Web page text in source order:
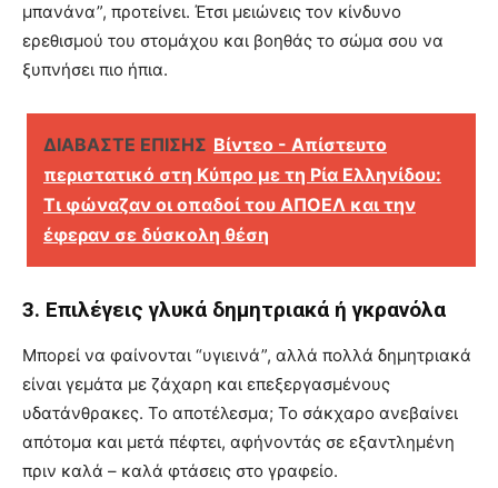
μπανάνα”, προτείνει. Έτσι μειώνεις τον κίνδυνο
ερεθισμού του στομάχου και βοηθάς το σώμα σου να
ξυπνήσει πιο ήπια.
ΔΙΑΒΑΣΤΕ ΕΠΙΣΗΣ Βίντεο - Απίστευτο
περιστατικό στη Κύπρο με τη Ρία Ελληνίδου:
Τι φώναζαν οι οπαδοί του ΑΠΟΕΛ και την
έφεραν σε δύσκολη θέση
3. Επιλέγεις γλυκά δημητριακά ή γκρανόλα
Μπορεί να φαίνονται “υγιεινά”, αλλά πολλά δημητριακά
είναι γεμάτα με ζάχαρη και επεξεργασμένους
υδατάνθρακες. Το αποτέλεσμα; Το σάκχαρο ανεβαίνει
απότομα και μετά πέφτει, αφήνοντάς σε εξαντλημένη
πριν καλά – καλά φτάσεις στο γραφείο.